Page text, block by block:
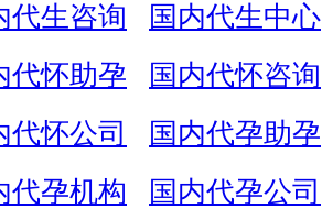
代生咨询
国内代生中心
代怀助孕
国内代怀咨询
代怀公司
国内代孕助孕
代孕机构
国内代孕公司